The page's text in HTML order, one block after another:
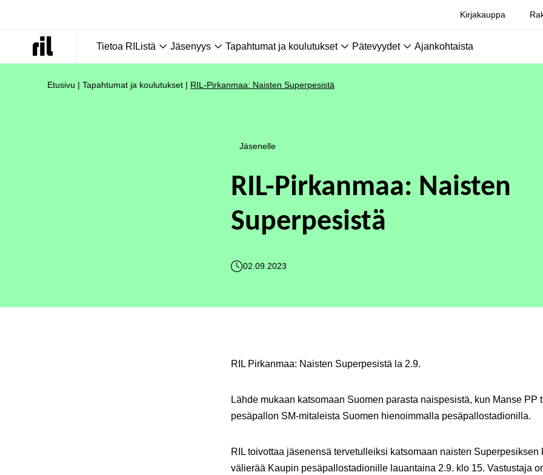
Kirjakauppa
Tietoa RIListä Jäsenyys Tapahtumat ja koulutukset Pätevyydet Ajankohtaista
Etusivu | Tapahtumat ja koulutukset | RIL-Pirkanmaa: Naisten Superpesistä
Jäsenelle
RIL-Pirkanmaa: Naisten
Superpesistä
02.09.2023
RIL Pirkanmaa: Naisten Superpesistä la 2.9.
Lähde mukaan katsomaan Suomen parasta naispesistä, kun Manse PP
pesäpallon SM-mitaleista Suomen hienoimmalla pesäpallostadionilla.
RIL toivottaa jäsenensä tervetulleiksi katsomaan naisten Superpesiksen
välierää Kaupin pesäpallostadionille lauantaina 2.9. klo 15. Vastustaja